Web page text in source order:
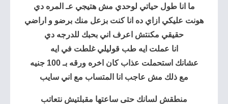
ما انا طول حياتي لوحدي مش هتيجي عـ المره دي
هونت عليكي ازاي ده انا كنت بزعل منك برضو و اراضي
حقيقي مكنتش اعرف اني بحبك للدرجه دي
انا عملت ايه طب قوليلي غلطت في ايه
عشانك استحملت عذاب كان اخره ورقه بـ 100 جنيه
مع ذلك مش عاجب انا المتساب مع اني سايب
منطقش لسانك حتى ساعتها مقبلتيش نتعاتب